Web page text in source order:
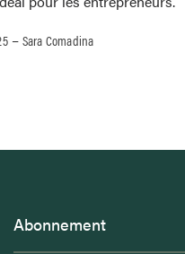
–Sara Comadina
Abonnement